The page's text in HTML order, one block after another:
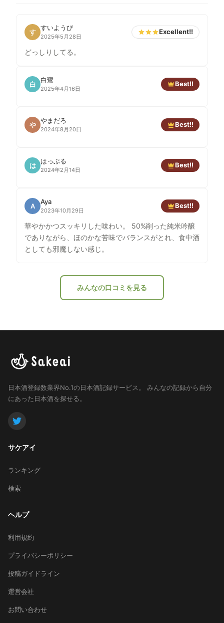
す
すいようび
2025年5月28日
Excellent!!
どっしりしてる。
白
白鷺
2025年4月16日
Best!!
や
やまだろ
2024年8月20日
Best!!
は
はっぶる
2024年2月14日
Best!!
A
Aya
2023年10月29日
Best!!
華やかかつスッキリした味わい。 50%削った純米吟醸
でありながら、ほのかな苦味でバランスがとれ、食中酒
としても邪魔しない感じ。
みんなの口コミを見る
日本酒登録数業界No.1の日本酒記録サービス。
みんなの記録から自分
にあった日本酒を探せる。
サケアイ
ランキング
検索
ヘルプ
利用規約
プライバシーポリシー
投稿ガイドライン
運営会社
お問い合わせ